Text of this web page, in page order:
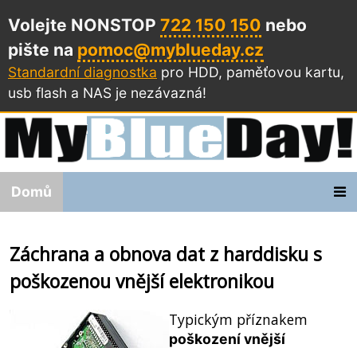
Volejte NONSTOP 722 150 150 nebo
pište na pomoc@myblueday.cz
Standardní diagnostka pro HDD, paměťovou kartu,
usb flash a NAS je nezávazná!
Domů
Záchrana a obnova dat z harddisku s
poškozenou vnější elektronikou
Typickým příznakem
poškození vnější